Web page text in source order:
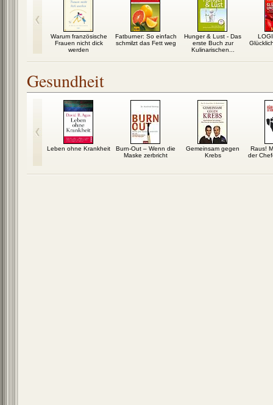
Warum französische
Frauen nicht dick
werden
Fatburner: So einfach
schmilzt das Fett weg
Hunger & Lust - Das
erste Buch zur
Kulinarischen...
Gesundheit
Leben ohne Krankheit
Burn-Out – Wenn die
Maske zerbricht
Gemeinsam gegen
Krebs
Raus!
der